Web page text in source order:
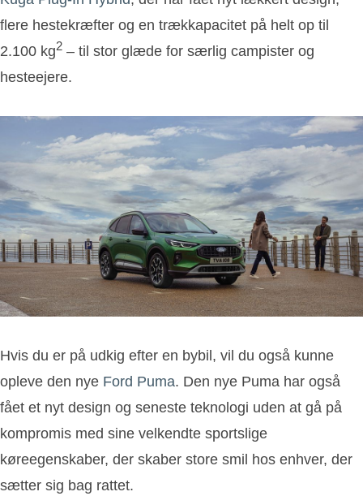
flere hestekræfter og en trækkapacitet på helt op til
2.100 kg2 – til stor glæde for særlig campister og
hesteejere.
Hvis du er på udkig efter en bybil, vil du også kunne
opleve den nye Ford Puma. Den nye Puma har også
fået et nyt design og seneste teknologi uden at gå på
kompromis med sine velkendte sportslige
køreegenskaber, der skaber store smil hos enhver, der
sætter sig bag rattet.